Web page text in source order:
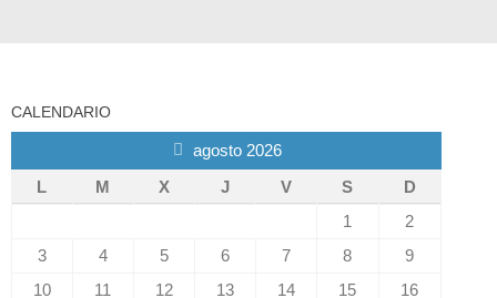
CALENDARIO
agosto 2026
L
M X J V S
D
1
2
3
4 5 6 7 8
9
10
11 12 13 14 15 16